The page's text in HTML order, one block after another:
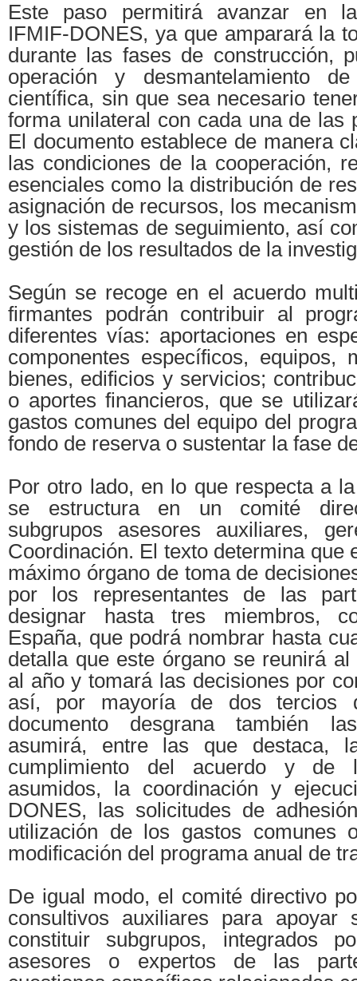
Este paso permitirá avanzar en
IFMIF-DONES, ya que amparará la
durante las fases de construcción,
operación y desmantelamiento
científica, sin que sea necesario
forma unilateral con cada una de las
El documento establece de manera
las condiciones de la cooperación,
esenciales como la distribución de
asignación de recursos, los
y los sistemas de seguimiento, así
gestión de los resultados de la
Según se recoge en el acuerdo
firmantes podrán contribuir al
diferentes vías: aportaciones en
componentes específicos, equipos,
bienes, edificios y servicios;
o aportes financieros, que se
gastos comunes del equipo del
fondo de reserva o sustentar la fase
Por otro lado, en lo que respecta a
se estructura en un comité
subgrupos asesores auxiliares,
Coordinación. El texto determina que
máximo órgano de toma de
por los representantes de las
designar hasta tres miembros,
España, que podrá nombrar hasta
detalla que este órgano se reunirá
al año y tomará las decisiones por
así, por mayoría de dos tercios
documento desgrana también
asumirá, entre las que destaca,
cumplimiento del acuerdo y de
asumidos, la coordinación y
DONES, las solicitudes de
utilización de los gastos comunes
modificación del programa anual de
De igual modo, el comité directivo
consultivos auxiliares para apoyar
constituir subgrupos, integrados
asesores o expertos de las